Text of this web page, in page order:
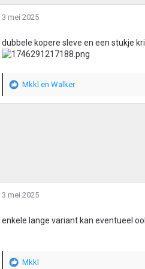
a
r
e
r
i
g
e
n
3 mei 2025
dubbele kopere sleve en een stukje
W
e
:
Mkkl en Walker
3 mei 2025
enkele lange variant kan eventueel
W Mkkl